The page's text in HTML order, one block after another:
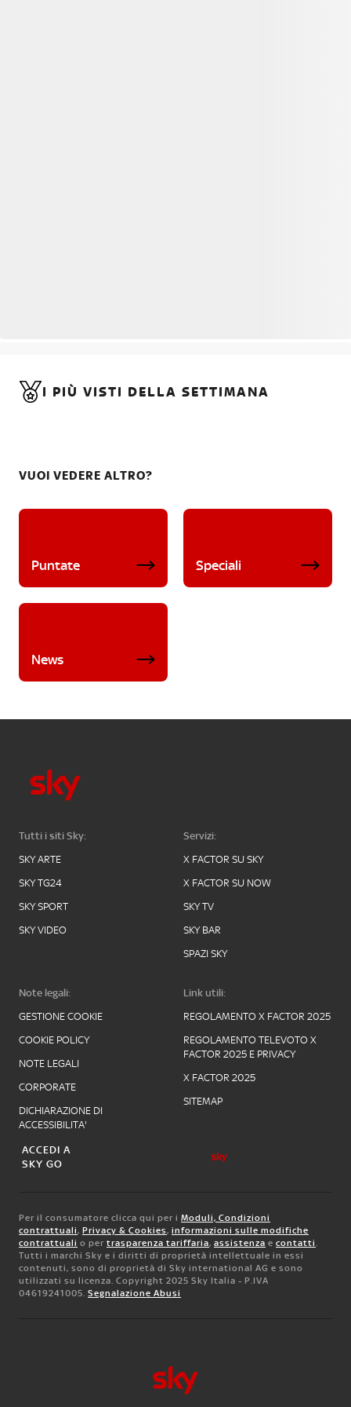
I PIÙ VISTI DELLA SETTIMANA
VUOI VEDERE ALTRO?
Puntate Speciali
News
Tutti i siti Sky:
SKY ARTE
SKY TG24
SKY SPORT
SKY VIDEO
Servizi:
X FACTOR SU SKY
X FACTOR SU NOW
SKY TV
SKY BAR
SPAZI SKY
Note legali:
GESTIONE COOKIE
COOKIE POLICY
NOTE LEGALI
CORPORATE
DICHIARAZIONE DI
ACCESSIBILITA'
Link utili:
REGOLAMENTO X FACTOR 2025
REGOLAMENTO TELEVOTO X
FACTOR 2025 E PRIVACY
X FACTOR 2025
SITEMAP
ACCEDI A
SKY GO
Per il consumatore clicca qui per i Moduli, Condizioni
contrattuali, Privacy & Cookies, informazioni sulle modifiche
contrattuali o per trasparenza tariffaria, assistenza e contatti.
Tutti i marchi Sky e i diritti di proprietà intellettuale in essi
contenuti, sono di proprietà di Sky international AG e sono
utilizzati su licenza. Copyright 2025 Sky Italia - P.IVA
04619241005. Segnalazione Abusi